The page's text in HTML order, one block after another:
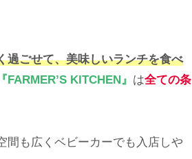
過ごせて、美味しいランチを食べ
『FARMER’S KITCHEN』 は全ての条
間も広くベビーカーでも入店しや